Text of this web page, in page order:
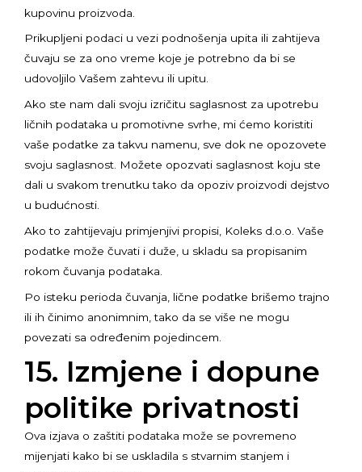
kupovinu proizvoda.
Prikupljeni podaci u vezi podnošenja upita ili zahtijeva
čuvaju se za ono vreme koje je potrebno da bi se
udovoljilo Vašem zahtevu ili upitu.
Ako ste nam dali svoju izričitu saglasnost za upotrebu
ličnih podataka u promotivne svrhe, mi ćemo koristiti
vaše podatke za takvu namenu, sve dok ne opozovete
svoju saglasnost. Možete opozvati saglasnost koju ste
dali u svakom trenutku tako da opoziv proizvodi dejstvo
u budućnosti.
Ako to zahtijevaju primjenjivi propisi, Koleks d.o.o. Vaše
podatke može čuvati i duže, u skladu sa propisanim
rokom čuvanja podataka.
Po isteku perioda čuvanja, lične podatke brišemo trajno
ili ih činimo anonimnim, tako da se više ne mogu
povezati sa određenim pojedincem.
15. Izmjene i dopune
politike privatnosti
Ova izjava o zaštiti podataka može se povremeno
mijenjati kako bi se uskladila s stvarnim stanjem i